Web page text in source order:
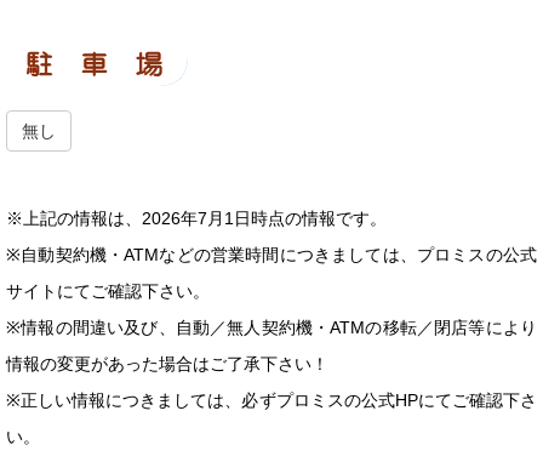
無し
※上記の情報は、2026年7月1日時点の情報です。
※自動契約機・ATMなどの営業時間につきましては、プロミスの公式
サイトにてご確認下さい。
※情報の間違い及び、自動／無人契約機・ATMの移転／閉店等により
情報の変更があった場合はご了承下さい！
※正しい情報につきましては、必ずプロミスの公式HPにてご確認下さ
い。